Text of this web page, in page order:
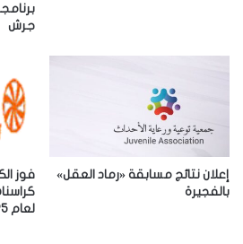
جرش
إعلان نتائج مسابقة «رماد العقل»
بالفجيرة
فوز
لعام 2025